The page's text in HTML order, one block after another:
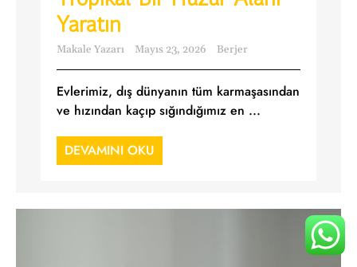
Yaratın
Makale Yazarı Mayıs 23, 2026 Berjer
Evlerimiz, dış dünyanın tüm karmaşasından
ve hızından kaçıp sığındığımız en ...
DEVAMINI OKU